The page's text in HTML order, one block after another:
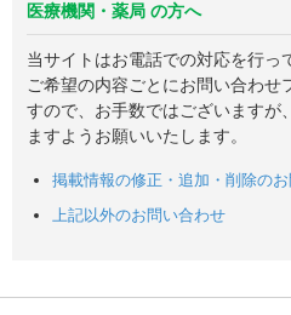
医療機関・薬局 の方へ
当サイトはお電話での対応を行っ
ご希望の内容ごとにお問い合わせ
すので、お手数ではございますが
ますようお願いいたします。
掲載情報の修正・追加・削除の
上記以外のお問い合わせ